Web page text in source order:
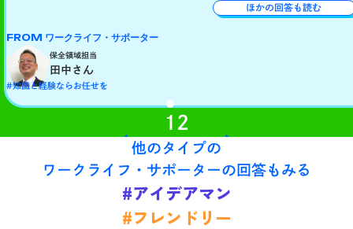
ほかの回答も読む
FROM ワークライフ・サポーター
田中さん
保全領域担当
#知識と経験ならお任せを
1 2
他のタイプの
ワークライフ・サポーターの回答もみる
#アイデアマン
#フレンドリー